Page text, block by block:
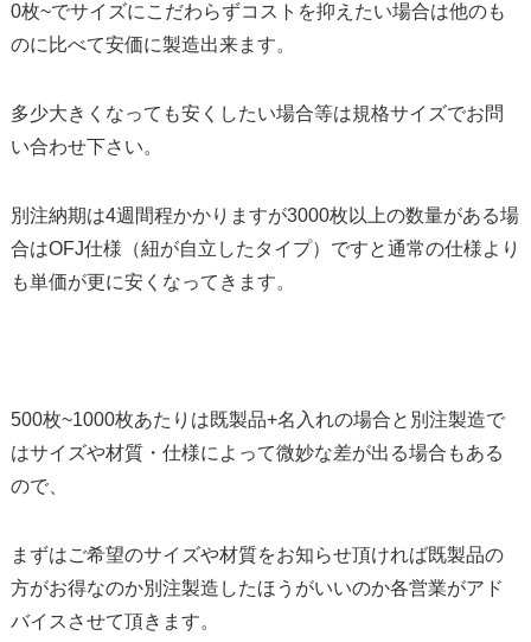
0枚~でサイズにこだわらずコストを抑えたい場合は他のも
のに比べて安価に製造出来ます。
多少大きくなっても安くしたい場合等は規格サイズでお問
い合わせ下さい。
別注納期は4週間程かかりますが3000枚以上の数量がある場
合はOFJ仕様（紐が自立したタイプ）ですと通常の仕様より
も単価が更に安くなってきます。
500枚~1000枚あたりは既製品+名入れの場合と別注製造で
はサイズや材質・仕様によって微妙な差が出る場合もある
ので、
まずはご希望のサイズや材質をお知らせ頂ければ既製品の
方がお得なのか別注製造したほうがいいのか各営業がアド
バイスさせて頂きます。